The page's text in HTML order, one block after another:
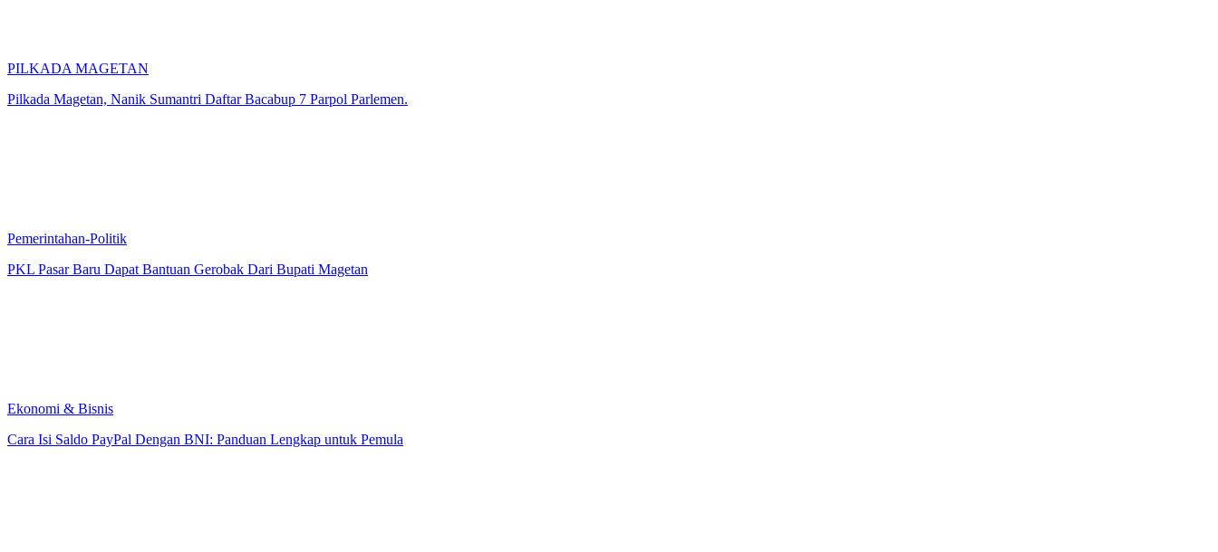
PILKADA MAGETAN
Pilkada Magetan, Nanik Sumantri Daftar Bacabup 7 Parpol Parlemen.
Pemerintahan-Politik
PKL Pasar Baru Dapat Bantuan Gerobak Dari Bupati Magetan
Ekonomi & Bisnis
Cara Isi Saldo PayPal Dengan BNI: Panduan Lengkap untuk Pemula